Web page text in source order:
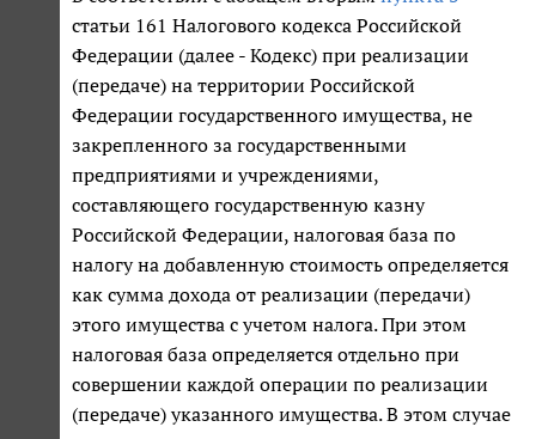
статьи 161 Налогового кодекса Российской
Федерации (далее - Кодекс) при реализации
(передаче) на территории Российской
Федерации государственного имущества, не
закрепленного за государственными
предприятиями и учреждениями,
составляющего государственную казну
Российской Федерации, налоговая база по
налогу на добавленную стоимость определяется
как сумма дохода от реализации (передачи)
этого имущества с учетом налога. При этом
налоговая база определяется отдельно при
совершении каждой операции по реализации
(передаче) указанного имущества. В этом случае